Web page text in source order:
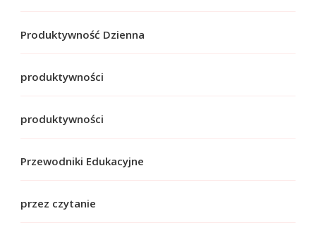
Produktywność Dzienna
produktywności
produktywności
Przewodniki Edukacyjne
przez czytanie